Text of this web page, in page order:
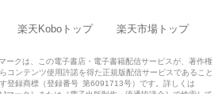
楽天Koboトップ 楽天市場トップ
ークは、この電子書店・電子書籍配信サービスが、著作権
コンテンツ使用許諾を得た正規版配信サービスであること
登録商標（登録番号 第6091713号）です。詳しくは